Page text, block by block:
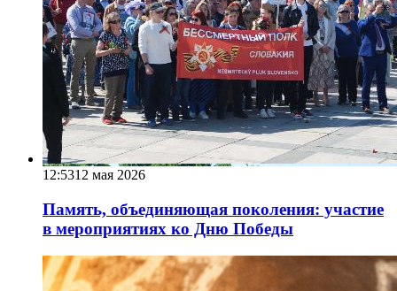
12:5312 мая 2026
Память, объединяющая поколения: участие
в мероприятиях ко Дню Победы